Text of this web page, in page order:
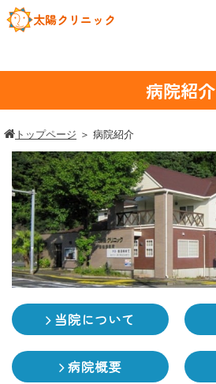
太陽クリニック
病院紹介
トップページ ＞ 病院紹介
当院について
病院概要